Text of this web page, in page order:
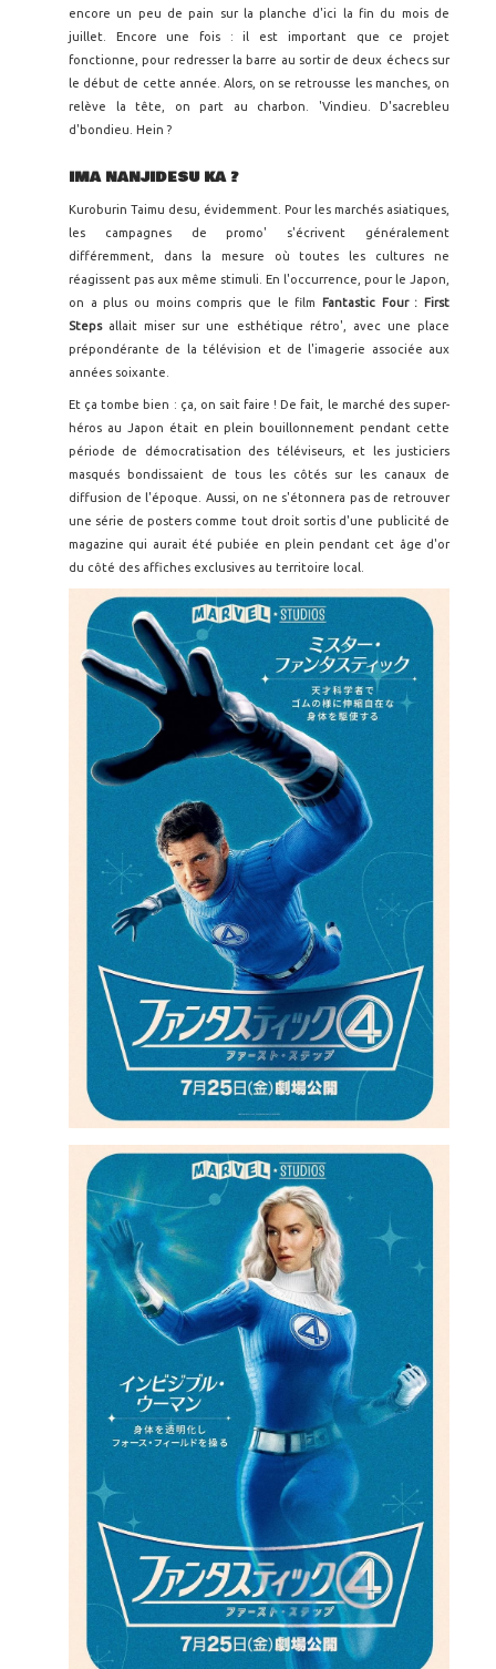
encore un peu de pain sur la planche d'ici la fin du mois de
juillet. Encore une fois : il est important que ce projet
fonctionne, pour redresser la barre au sortir de deux échecs sur
le début de cette année. Alors, on se retrousse les manches, on
relève la tête, on part au charbon. 'Vindieu. D'sacrebleu
d'bondieu. Hein ?
IMA NANJIDESU KA ?
Kuroburin Taimu desu, évidemment. Pour les marchés asiatiques,
les campagnes de promo' s'écrivent généralement
différemment, dans la mesure où toutes les cultures ne
réagissent pas aux même stimuli. En l'occurrence, pour le Japon,
on a plus ou moins compris que le film
Fantastic Four : First
Stepsallait miser sur une esthétique rétro', avec une place
prépondérante de la télévision et de l'imagerie associée aux
années soixante.
Et ça tombe bien : ça, on sait faire ! De fait, le marché des super-
héros au Japon était en plein bouillonnement pendant cette
période de démocratisation des téléviseurs, et les justiciers
masqués bondissaient de tous les côtés sur les canaux de
diffusion de l'époque. Aussi, on ne s'étonnera pas de retrouver
une série de posters comme tout droit sortis d'une publicité de
magazine qui aurait été pubiée en plein pendant cet âge d'or
du côté des affiches exclusives au territoire local.